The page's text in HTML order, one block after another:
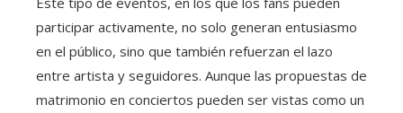
participar activamente, no solo generan entusiasmo
en el público, sino que también refuerzan el lazo
entre artista y seguidores. Aunque las propuestas de
matrimonio en conciertos pueden ser vistas como un